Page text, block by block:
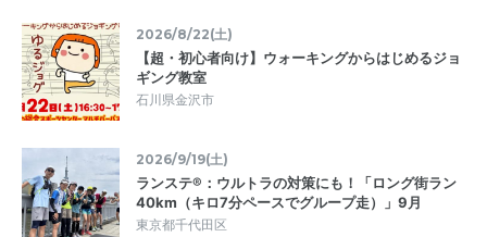
2026/8/22(土)
【超・初心者向け】ウォーキングからはじめるジョ
ギング教室
石川県金沢市
2026/9/19(土)
ランステ®：ウルトラの対策にも！「ロング街ラン
40km（キロ7分ペースでグループ走）」9月
東京都千代田区